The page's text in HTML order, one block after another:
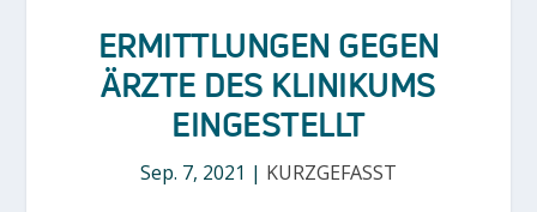
ERMITTLUNGEN GEGEN
ÄRZTE DES KLINIKUMS
EINGESTELLT
Sep. 7, 2021 | KURZGEFASST